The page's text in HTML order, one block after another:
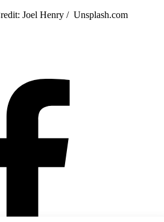
Joel Henry / Unsplash.com